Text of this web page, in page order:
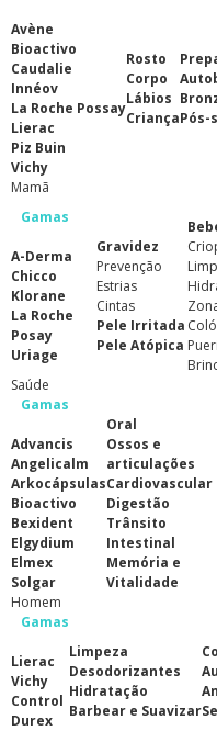
Avène
Bioactivo
Caudalie
Innéov
La Roche Possay
Lierac
Piz Buin
Vichy
Rosto
Corpo
Lábios
CriançaPós-
Mamã
Gamas
A-Derma
Chicco
Klorane
La Roche
Posay
Uriage
Gravidez
Prevenção
Estrias
Cintas
Pele Irritada
Pele Atópica
Saúde
Gamas
Advancis
Angelicalm
Arkocápsulas
Bioactivo
Bexident
Elgydium
Elmex
Solgar
Oral
Ossos e
articulações
Cardiovascular
Digestão
Trânsito
Intestinal
Memória e
Vitalidade
Homem
Gamas
Lierac
Vichy
Control
Durex
Limpeza
Desodorizantes
Hidratação
Barbear e Suavizar